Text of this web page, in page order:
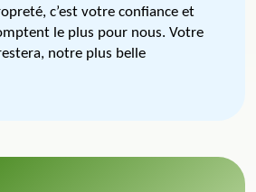
c’est votre confiance et
le plus pour nous. Votre
notre plus belle